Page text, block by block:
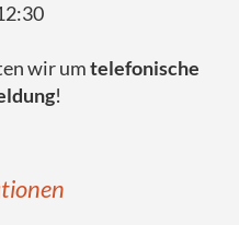
wir umtelefonische
!